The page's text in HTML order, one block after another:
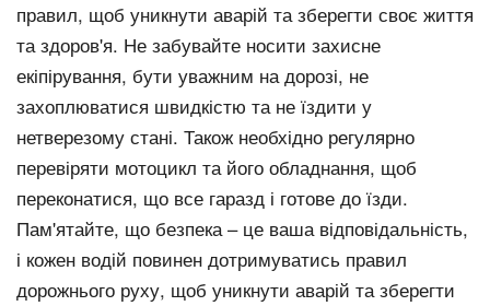
правил, щоб уникнути аварій та зберегти своє життя
та здоров'я. Не забувайте носити захисне
екіпірування, бути уважним на дорозі, не
захоплюватися швидкістю та не їздити у
нетверезому стані. Також необхідно регулярно
перевіряти мотоцикл та його обладнання, щоб
переконатися, що все гаразд і готове до їзди.
Пам'ятайте, що безпека – це ваша відповідальність,
і кожен водій повинен дотримуватись правил
дорожнього руху, щоб уникнути аварій та зберегти